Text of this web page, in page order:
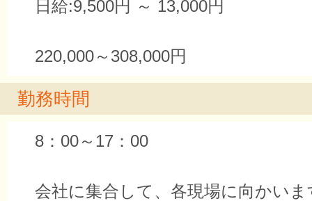
日給:9,500円 ～ 13,000円
220,000～308,000円
勤務時間
8：00～17：00
会社に集合して、各現場に向かいま